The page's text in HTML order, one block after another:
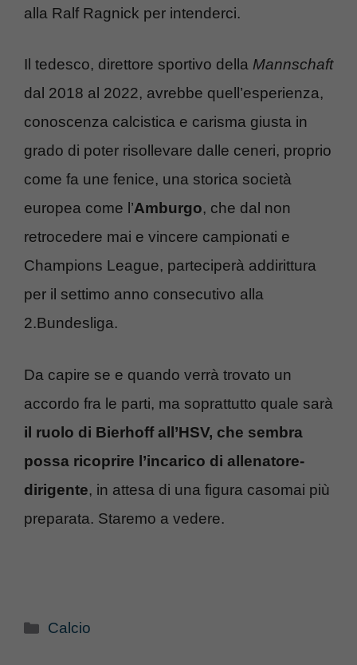
alla Ralf Ragnick per intenderci.
Il tedesco, direttore sportivo della Mannschaft
dal 2018 al 2022, avrebbe quell’esperienza,
conoscenza calcistica e carisma giusta in
grado di poter risollevare dalle ceneri, proprio
come fa une fenice, una storica società
europea come l’Amburgo, che dal non
retrocedere mai e vincere campionati e
Champions League, parteciperà addirittura
per il settimo anno consecutivo alla
2.Bundesliga.
Da capire se e quando verrà trovato un
accordo fra le parti, ma soprattutto quale sarà
il ruolo di Bierhoff all’HSV, che sembra
possa ricoprire l’incarico di allenatore-
dirigente, in attesa di una figura casomai più
preparata. Staremo a vedere.
Categorie
Calcio